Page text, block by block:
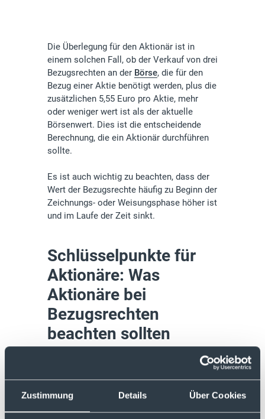
Zustimmung Details Über Cookies
Die Überlegung für den Aktionär ist in
einem solchen Fall, ob der Verkauf von drei
Bezugsrechten an der Börse, die für den
Bezug einer Aktie benötigt werden, plus die
zusätzlichen 5,55 Euro pro Aktie, mehr
oder weniger wert ist als der aktuelle
Börsenwert. Dies ist die entscheidende
Berechnung, die ein Aktionär durchführen
sollte.
Es ist auch wichtig zu beachten, dass der
Wert der Bezugsrechte häufig zu Beginn der
Zeichnungs- oder Weisungsphase höher ist
und im Laufe der Zeit sinkt.
Schlüsselpunkte für
Aktionäre: Was
Aktionäre bei
Bezugsrechten
beachten sollten